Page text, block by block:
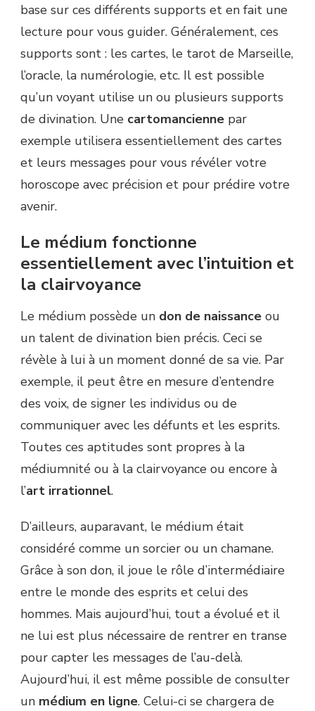
base sur ces différents supports et en fait une
lecture pour vous guider. Généralement, ces
supports sont : les cartes, le tarot de Marseille,
l’oracle, la numérologie, etc. Il est possible
qu’un voyant utilise un ou plusieurs supports
de divination. Une cartomancienne par
exemple utilisera essentiellement des cartes
et leurs messages pour vous révéler votre
horoscope avec précision et pour prédire votre
avenir.
Le médium fonctionne
essentiellement avec l’intuition et
la clairvoyance
Le médium possède un don de naissance ou
un talent de divination bien précis. Ceci se
révèle à lui à un moment donné de sa vie. Par
exemple, il peut être en mesure d’entendre
des voix, de signer les individus ou de
communiquer avec les défunts et les esprits.
Toutes ces aptitudes sont propres à la
médiumnité ou à la clairvoyance ou encore à
l’art irrationnel.
D’ailleurs, auparavant, le médium était
considéré comme un sorcier ou un chamane.
Grâce à son don, il joue le rôle d’intermédiaire
entre le monde des esprits et celui des
hommes. Mais aujourd’hui, tout a évolué et il
ne lui est plus nécessaire de rentrer en transe
pour capter les messages de l’au-delà.
Aujourd’hui, il est même possible de consulter
un médium en ligne. Celui-ci se chargera de